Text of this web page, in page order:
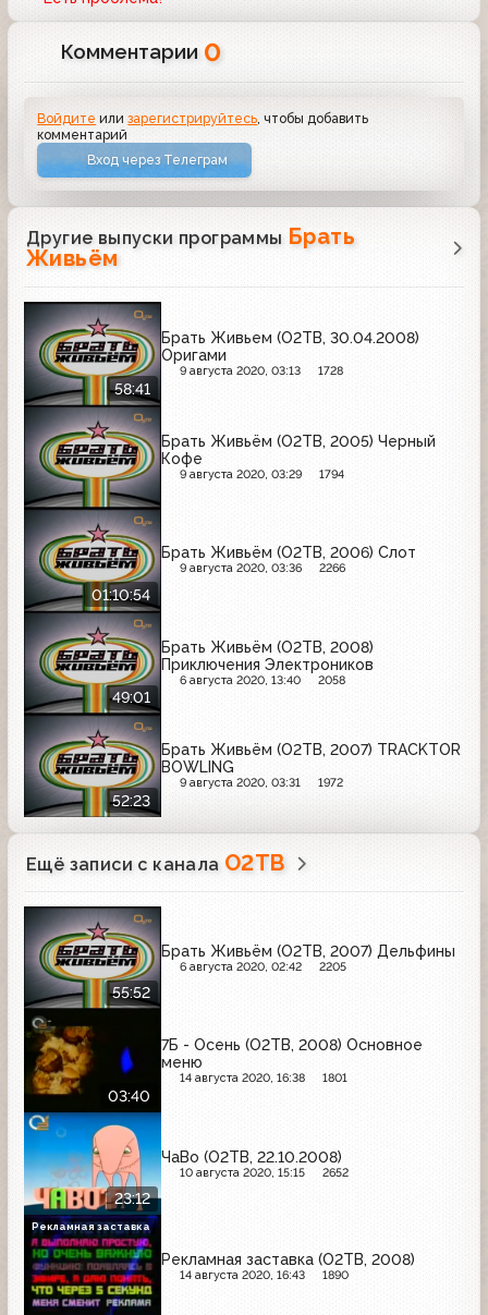
Комментарии 0
Войдите илизарегистрируйтесь , чтобы добавить
комментарий
Вход через Телеграм
Другие выпуски программы Брать
Живьём
58:41
Брать Живьем (О2ТВ, 30.04.2008)
Оригами
9 августа 2020, 03:13 1728
Брать Живьём (О2ТВ, 2005) Черный
Кофе
9 августа 2020, 03:29 1794
01:10:54
Брать Живьём (О2ТВ, 2006) Слот
9 августа 2020, 03:36 2266
49:01
Брать Живьём (О2ТВ, 2008)
Приключения Электроников
6 августа 2020, 13:40 2058
52:23
Брать Живьём (О2ТВ, 2007) TRACKTOR
BOWLING
9 августа 2020, 03:31 1972
Ещё записи с канала О2ТВ
55:52
Брать Живьём (О2ТВ, 2007) Дельфины
6 августа 2020, 02:42 2205
03:40
7Б - Осень (О2ТВ, 2008) Основное
меню
14 августа 2020, 16:38 1801
23:12
ЧаВо (О2ТВ, 22.10.2008)
10 августа 2020, 15:15 2652
Рекламная заставка (О2ТВ, 2008)
14 августа 2020, 16:43 1890
Рекламная заставка